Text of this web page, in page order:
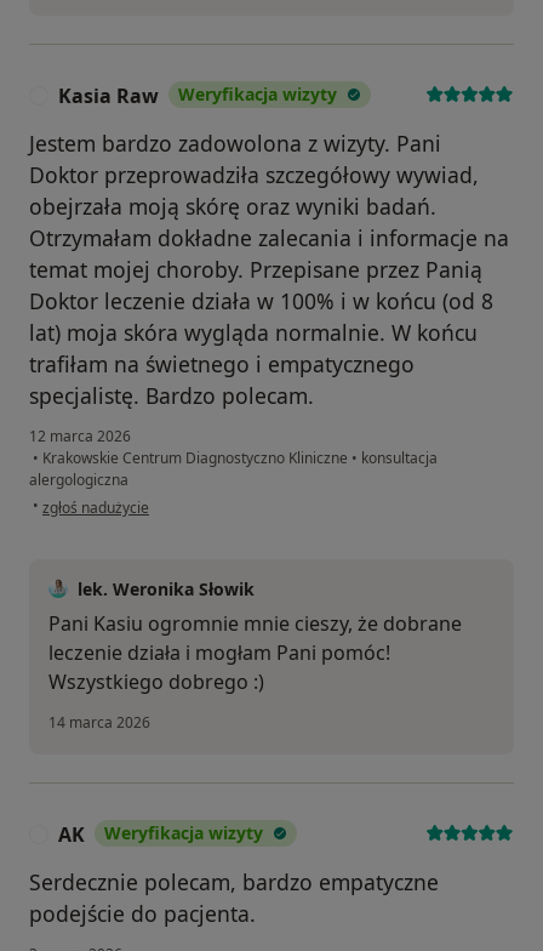
Kasia Raw Weryfikacja wizyty
Jestem bardzo zadowolona z wizyty. Pani
Doktor przeprowadziła szczegółowy wywiad,
obejrzała moją skórę oraz wyniki badań.
Otrzymałam dokładne zalecania i informacje na
temat mojej choroby. Przepisane przez Panią
Doktor leczenie działa w 100% i w końcu (od 8
lat) moja skóra wygląda normalnie. W końcu
trafiłam na świetnego i empatycznego
specjalistę. Bardzo polecam.
12 marca 2026
• Krakowskie Centrum Diagnostyczno Kliniczne • konsultacja
alergologiczna
• w opinii użytkownika Kasia Raw
zgłoś nadużycie
lek. Weronika Słowik
Pani Kasiu ogromnie mnie cieszy, że dobrane
leczenie działa i mogłam Pani pomóc!
Wszystkiego dobrego :)
14 marca 2026
AK Weryfikacja wizyty
Serdecznie polecam, bardzo empatyczne
podejście do pacjenta.